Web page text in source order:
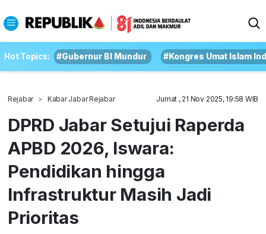
Hot Topics: #Gubernur BI Mundur #Kongres Umat Islam
Rejabar Kabar Jabar Rejabar Jumat , 21 Nov 2025, 19:58 WIB
DPRD Jabar Setujui Raperda
APBD 2026, Iswara:
Pendidikan hingga
Infrastruktur Masih Jadi
Prioritas